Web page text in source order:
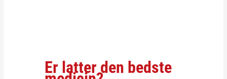
Er latter den bedste